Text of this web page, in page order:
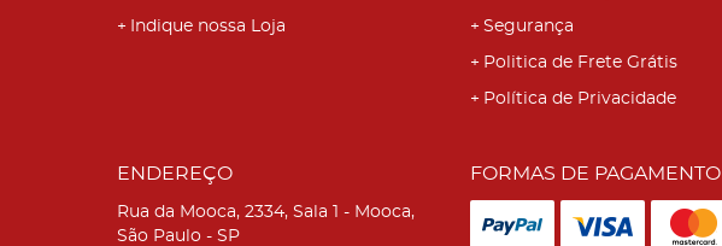
Indique nossa Loja Segurança
Politica de Frete Grátis
Política de Privacidade
ENDEREÇO
Rua da Mooca, 2334, Sala 1 - Mooca,
São Paulo - SP
FORMAS DE PAGAMENTO